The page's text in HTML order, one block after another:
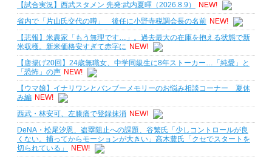
【試合実況】西武スタメン 先発:武内夏暉（2026.8.9）
NEW!
省内で「片山氏交代の噂」 後任に小野寺税調会長の名前 NEW!
【悲報】米農家「もう無理です…」。過去最大の在庫を抱える状態で新
米収穫。新米価格安すぎて赤字に NEW!
【唐揚げ20回】24歳無職女、中学同級生に8年ストーカー…「純愛」と
「恐怖」の声 NEW!
【ウマ娘】イナリワンとバンブーメモリーのお悩み相談コーナー 夏休
み編 NEW!
西武・林安可、左膝痛で登録抹消 NEW!
DeNA・松尾汐恩、盗塁阻止への課題、谷繁氏「少しコントロールが良
くない。捕ってからモーションが大きい」高木豊氏「クセでスタートを
切られている」
NEW!